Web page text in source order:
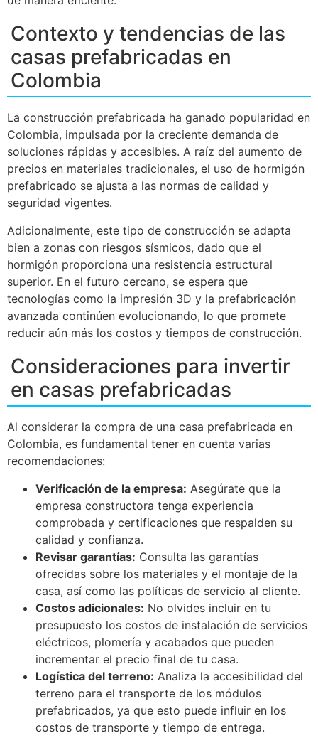
Contexto y tendencias de las
casas prefabricadas en
Colombia
La construcción prefabricada ha ganado popularidad en
Colombia, impulsada por la creciente demanda de
soluciones rápidas y accesibles. A raíz del aumento de
precios en materiales tradicionales, el uso de hormigón
prefabricado se ajusta a las normas de calidad y
seguridad vigentes.
Adicionalmente, este tipo de construcción se adapta
bien a zonas con riesgos sísmicos, dado que el
hormigón proporciona una resistencia estructural
superior. En el futuro cercano, se espera que
tecnologías como la impresión 3D y la prefabricación
avanzada continúen evolucionando, lo que promete
reducir aún más los costos y tiempos de construcción.
Consideraciones para invertir
en casas prefabricadas
Al considerar la compra de una casa prefabricada en
Colombia, es fundamental tener en cuenta varias
recomendaciones:
Verificación de la empresa: Asegúrate que la
empresa constructora tenga experiencia
comprobada y certificaciones que respalden su
calidad y confianza.
Revisar garantías: Consulta las garantías
ofrecidas sobre los materiales y el montaje de la
casa, así como las políticas de servicio al cliente.
Costos adicionales: No olvides incluir en tu
presupuesto los costos de instalación de servicios
eléctricos, plomería y acabados que pueden
incrementar el precio final de tu casa.
Logística del terreno: Analiza la accesibilidad del
terreno para el transporte de los módulos
prefabricados, ya que esto puede influir en los
costos de transporte y tiempo de entrega.